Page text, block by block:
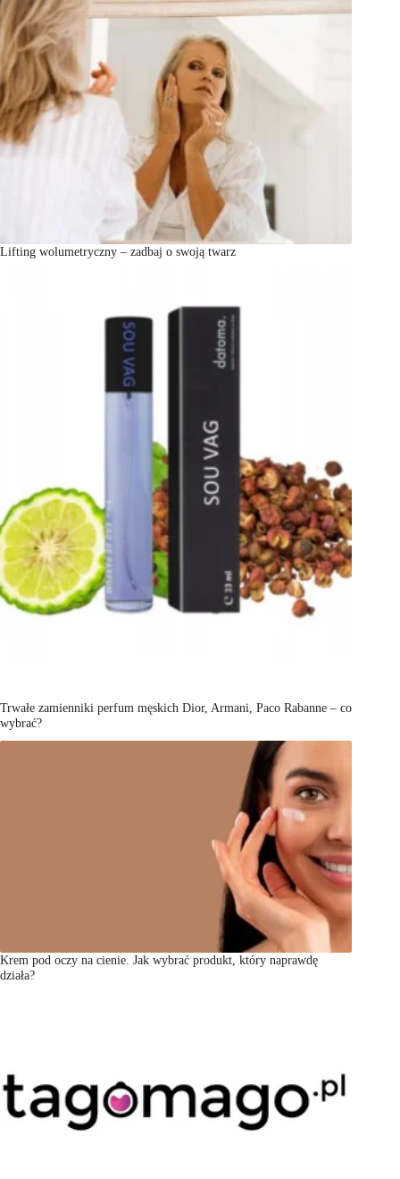
Lifting wolumetryczny – zadbaj o swoją twarz
Trwałe zamienniki perfum męskich Dior, Armani, Paco Rabanne – co
wybrać?
Krem pod oczy na cienie. Jak wybrać produkt, który naprawdę
działa?